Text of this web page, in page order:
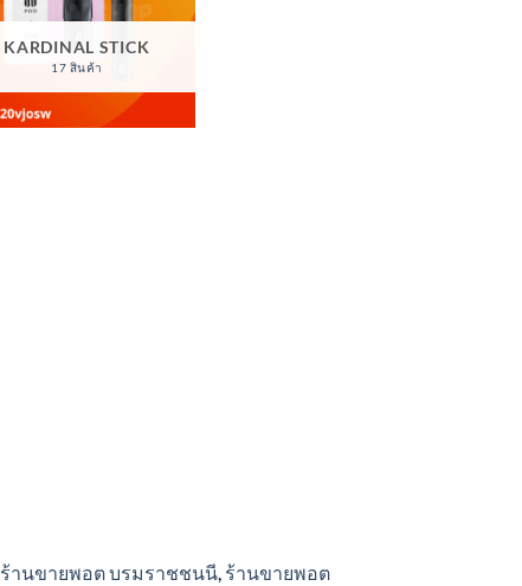
KARDINAL STICK
17 สินค้า
ร้านขายพอต บรมราชชนนี, ร้านขายพอต